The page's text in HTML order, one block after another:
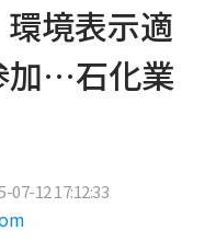
境表示適
加…石化業
07-12 17:12:33